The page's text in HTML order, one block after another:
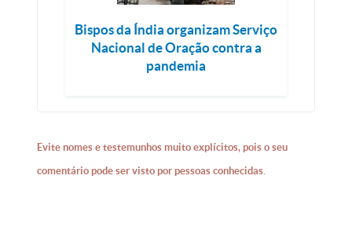
Bispos da Índia organizam Serviço
Nacional de Oração contra a
pandemia
Evite nomes e testemunhos muito explícitos, pois o seu
comentário pode ser visto por pessoas conhecidas.